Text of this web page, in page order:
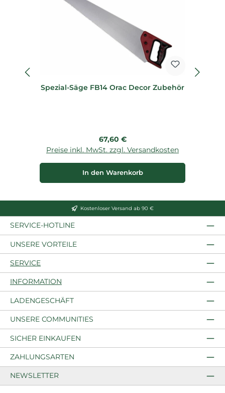
Spezial-Säge FB14 Orac Decor Zubehör
Regulärer Preis:
67,60 €
Preise inkl. MwSt. zzgl. Versandkosten
In den Warenkorb
Kostenloser Versand ab 90 €
SERVICE-HOTLINE
UNSERE VORTEILE
SERVICE
INFORMATION
LADENGESCHÄFT
UNSERE COMMUNITIES
SICHER EINKAUFEN
ZAHLUNGSARTEN
NEWSLETTER